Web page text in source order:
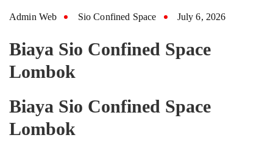
Admin Web Sio Confined Space July 6, 2026
Biaya Sio Confined Space
Lombok
Biaya Sio Confined Space
Lombok